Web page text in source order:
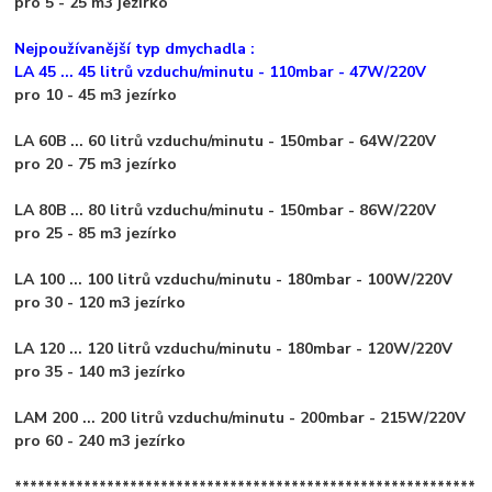
Nejpoužívanější typ dmychadla :
LA 45 ... 45 litrů vzduchu/minutu - 110mbar - 47W/220V
pro 10 - 45 m3 jezírko
LA 60B ... 60 litrů vzduchu/minutu - 150mbar - 64W/220V
pro 20 - 75 m3 jezírko
LA 80B ... 80 litrů vzduchu/minutu - 150mbar - 86W/220V
pro 25 - 85 m3 jezírko
LA 100 ... 100 litrů vzduchu/minutu - 180mbar - 100W/220V
pro 30 - 120 m3 jezírko
LA 120 ... 120 litrů vzduchu/minutu - 180mbar - 120W/220V
pro 35 - 140 m3 jezírko
LAM 200 ... 200 litrů vzduchu/minutu - 200mbar - 215W/220V
pro 60 - 240 m3 jezírko
************************************************************